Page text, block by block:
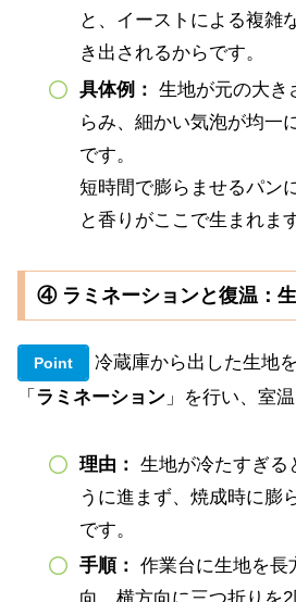
と、イーストによる複雑
き出されるからです。
具体例： 生地が元の大き
らみ、細かい気泡が均一
です。
短時間で膨らませるパン
と香りがここで生まれます
④ ラミネーションと復温：
Point
冷蔵庫から出した生地
「 ラミネーション 」を行い、室
理由 ： 生地が冷たすぎる
うに進まず、焼成時に膨
です。
手順： 作業台に生地を長